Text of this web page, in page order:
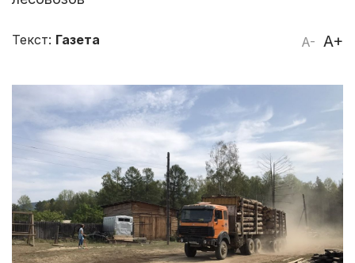
A- A+
Текст: Газета